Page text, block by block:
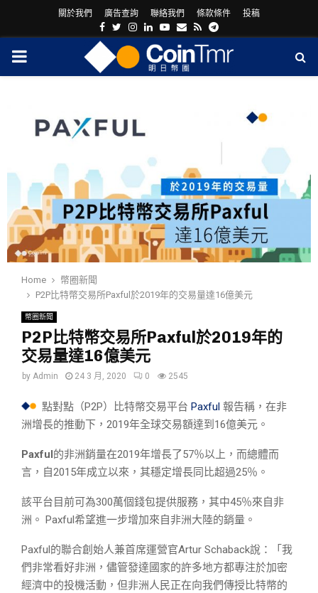
關於我們 廣告查詢 聯絡我們 條款條件 投稿
Facebook
Twitter
Instagram
LinkedinYoutube
Email
RssTelegram
PRIMARY
Home
幣圈新聞
P2P比特幣交易所Paxful於2019年的交易量達16億美元
幣圈新聞
P2P比特幣交易所Paxful於2019年的
交易量達16億美元
by Admin 24 3 月, 2020 0 2545
點對點（P2P）比特幣交易平台 Paxful 報告稱，在非
洲增長的推動下，2019年全球交易額達到16億美元。
Paxful的非洲銷量在2019年增長了57％以上，而總體而
言，自2015年成立以來，其穩定增長同比超過25％。
該平台目前可為300萬個錢包提供服務，其中45％來自非
洲。 Paxful希望進一步增加來自非洲大陸的銷量。
Paxful的聯合創始人兼首席運營官Artur Schaback說：「我
們非常看好非洲，儘管發達國家的許多地方都專注於加密
經濟中的投機活動，但非洲人民正在向我們傳授比特幣的